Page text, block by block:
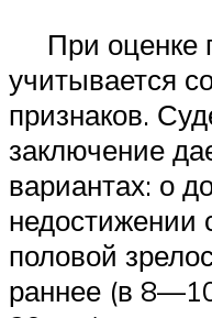
При оценке
учитывается
признаков.
заключение
вариантах: о
недостижении
половой
раннее (в